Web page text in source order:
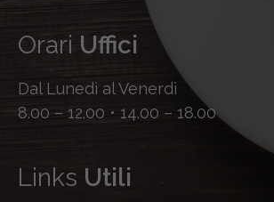
Orari Uffici
Dal Lunedì al Venerdì
8.00 – 12.00 • 14.00 – 18.00
Links Utili